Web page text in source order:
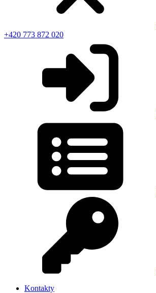
+420 773 872 020
Kontakty